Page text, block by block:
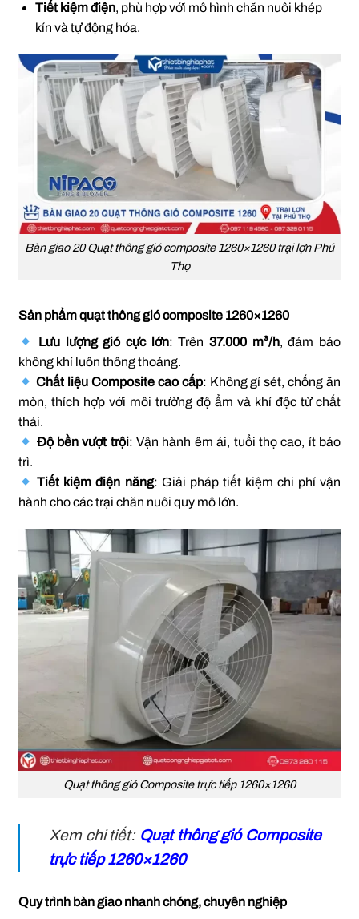
Tiết kiệm điện, phù hợp với mô hình chăn nuôi khép
kín và tự động hóa.
Bàn giao 20 Quạt thông gió composite 1260×1260 trại lợn Phú
Thọ
Sản phẩm quạt thông gió composite 1260×1260
Lưu lượng gió cực lớn: Trên 37.000 m³/h, đảm bảo
không khí luôn thông thoáng.
Chất liệu Composite cao cấp: Không gỉ sét, chống ăn
mòn, thích hợp với môi trường độ ẩm và khí độc từ chất
thải.
Độ bền vượt trội: Vận hành êm ái, tuổi thọ cao, ít bảo
trì.
Tiết kiệm điện năng: Giải pháp tiết kiệm chi phí vận
hành cho các trại chăn nuôi quy mô lớn.
Quạt thông gió Composite trực tiếp 1260×1260
Xem chi tiết: Quạt thông gió Composite
trực tiếp 1260×1260
Quy trình bàn giao nhanh chóng, chuyên nghiệp